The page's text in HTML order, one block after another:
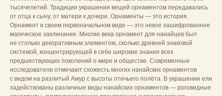
тысячелетий. Традиции украшения вещей орнаментом передавались
от отца к сыну, от матери к дочери. Орнаменты — это история.
Орнамент в своем первоначальном виде — это некое зашифрованное
магическое заклинание. Многие века орнамент для нанайцев был
не столько декоративным элементом, сколько древней знаковой
системой, концентрирующей в себе широкие знания всех
предшествующих поколений о мире и обществе. Современные
исследователи отмечают схожесть многих нанайских орнаментов
с видом на разлитый Амур с высоты птичьего полёта. В украшении ели
задействованы различные виды нанайских орнаментов — роговидные